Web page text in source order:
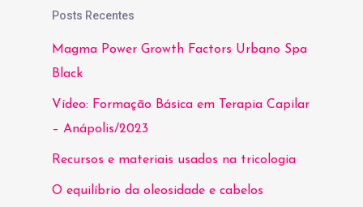
Posts Recentes
Magma Power Growth Factors Urbano Spa
Black
Vídeo: Formação Básica em Terapia Capilar
– Anápolis/2023
Recursos e materiais usados na tricologia
O equilíbrio da oleosidade e cabelos